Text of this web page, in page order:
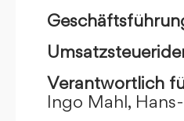
Verantwortlich
Ingo Mahl,